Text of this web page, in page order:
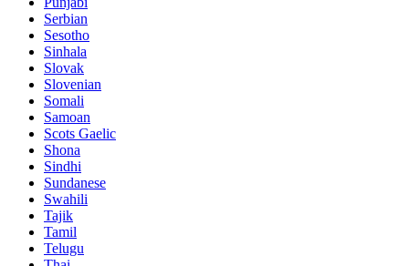
Serbian
Sesotho
Sinhala
Slovak
Slovenian
Somali
Samoan
Scots Gaelic
Shona
Sindhi
Sundanese
Swahili
Tajik
Tamil
Telugu